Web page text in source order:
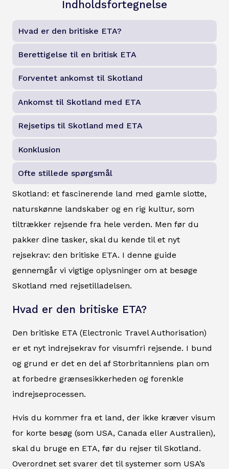
Indholdsfortegnelse
Hvad er den britiske ETA?
Berettigelse til en britisk ETA
Forventet ankomst til Skotland
Ankomst til Skotland med ETA
Rejsetips til Skotland med ETA
Konklusion
Ofte stillede spørgsmål
Skotland: et fascinerende land med gamle slotte,
naturskønne landskaber og en rig kultur, som
tiltrækker rejsende fra hele verden. Men før du
pakker dine tasker, skal du kende til et nyt
rejsekrav: den britiske ETA. I denne guide
gennemgår vi vigtige oplysninger om at besøge
Skotland med rejsetilladelsen.
Hvad er den britiske ETA?
Den britiske ETA (Electronic Travel Authorisation)
er et nyt indrejsekrav for visumfri rejsende. I bund
og grund er det en del af Storbritanniens plan om
at forbedre grænsesikkerheden og forenkle
indrejseprocessen.
Hvis du kommer fra et land, der ikke kræver visum
for korte besøg (som USA, Canada eller Australien),
skal du bruge en ETA, før du rejser til Skotland.
Overordnet set svarer det til systemer som USA’s